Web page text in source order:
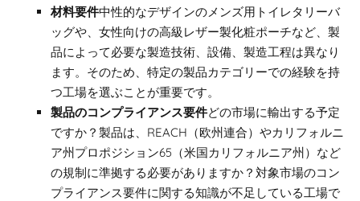
材料要件中性的なデザインのメンズ用トイレタリーバ
ッグや、女性向けの高級レザー製化粧ポーチなど、製
品によって必要な製造技術、設備、製造工程は異なり
ます。そのため、特定の製品カテゴリーでの経験を持
つ工場を選ぶことが重要です。
製品のコンプライアンス要件どの市場に輸出する予定
ですか？製品は、REACH（欧州連合）やカリフォルニ
ア州プロポジション65（米国カリフォルニア州）など
の規制に準拠する必要がありますか？対象市場のコン
プライアンス要件に関する知識が不足している工場で